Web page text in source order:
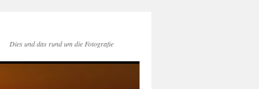
Dies und das rund um die Fotografie